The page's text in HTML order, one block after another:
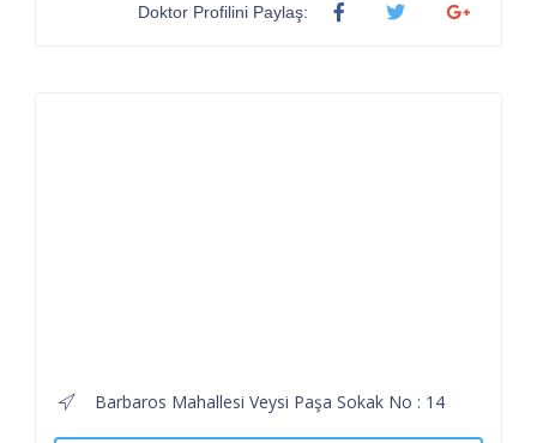
Doktor Profilini Paylaş:
Barbaros Mahallesi Veysi Paşa Sokak No : 14